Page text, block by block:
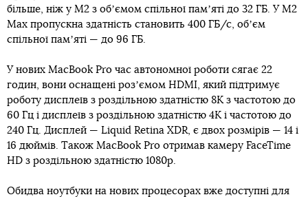
більше, ніж у M2 з обʼємом спільної памʼяті до 32 ГБ. У M2
Max пропускна здатність становить 400 ГБ/с, обʼєм
спільної памʼяті — до 96 ГБ.
У нових MacBook Pro час автономної роботи сягає 22
годин, вони оснащені розʼємом HDMI, який підтримує
роботу дисплеїв з роздільною здатністю 8K з частотою до
60 Гц і дисплеїв з роздільною здатністю 4K і частотою до
240 Гц. Дисплей — Liquid Retina XDR, є двох розмірів — 14 і
16 дюймів. Також MacBook Pro отримав камеру FaceTime
HD з роздільною здатністю 1080p.
Обидва ноутбуки на нових процесорах вже доступні для